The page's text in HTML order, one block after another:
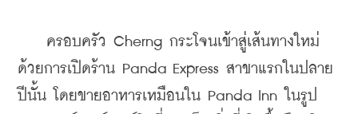
ครอบครัว Cherng กระโจนเข้าสู่เส้นทางใหม่
ด้วยการเปิดร้าน Panda Express สาขาแรกในปลาย
ปีนั้น โดยขายอาหารเหมือนใน Panda Inn ในรูป